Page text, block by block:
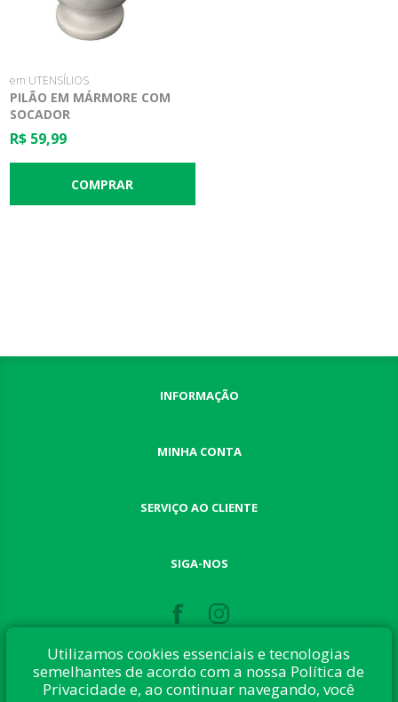
em UTENSÍLIOS
PILÃO EM MÁRMORE COM
SOCADOR
R$ 59,99
INFORMAÇÃO
MINHA CONTA
SERVIÇO AO CLIENTE
SIGA-NOS
Utilizamos cookies essenciais e tecnologias
semelhantes de acordo com a nossa Política de
Privacidade e, ao continuar navegando, você